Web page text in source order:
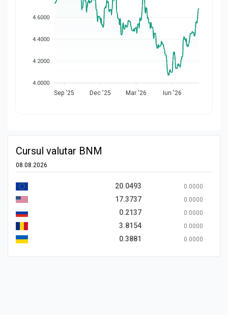
4.6000
4.4000
4.2000
4.0000
Sep '25 Dec '25 Mar '26 Iun '26
Cursul valutar BNM
08.08.2026
20.0493 0.0000
17.3737 0.0000
0.2137 0.0000
3.8154 0.0000
0.3881 0.0000